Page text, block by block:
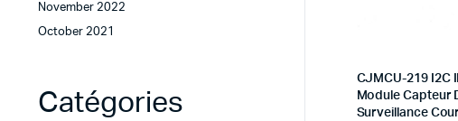
CJMCU-219 I2C
Module Capteur
Surveillance
November 2022
October 2021
Catégories